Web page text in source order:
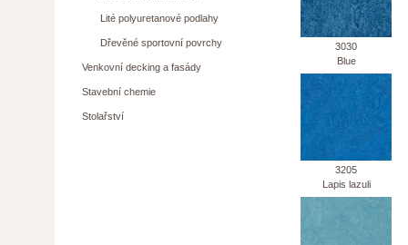
Lité polyuretanové podlahy
Dřevěné sportovní povrchy
Venkovní decking a fasády
Stavební chemie
Stolařství
3030
Blue
3205
Lapis lazuli